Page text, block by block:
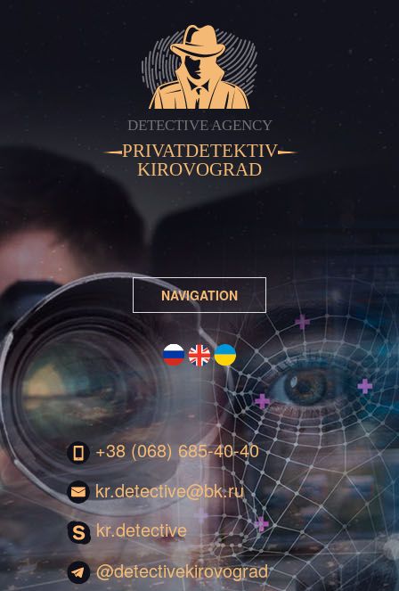
DETECTIVE AGENCY
PRIVATDETEKTIV
KIROVOGRAD
NAVIGATION
+38 (068) 685-40-40
kr.detective@bk.ru
kr.detective
@detectivekirovograd